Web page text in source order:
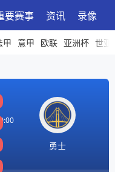
要赛事 资讯 录像
甲 意甲 欧联 亚洲杯 世亚
勇士